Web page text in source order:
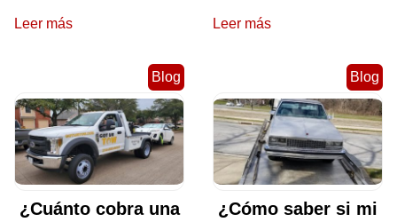
Leer más Leer más
Blog
¿Cuánto cobra una
Blog
¿Cómo saber si mi